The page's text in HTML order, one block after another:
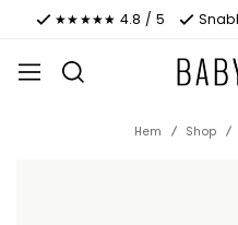
★★★★★ 4.8 / 5
Hem Shop